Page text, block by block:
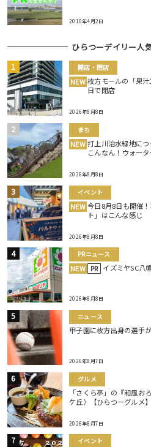
2010年4月2日
ひらつーデイリー人
開店・閉店
NEW 枚方モールの「果
日で閉店
2026年8月8日
まち
NEW 打上川治水緑地に
こんなん！ウォー
2026年8月8日
イベント
NEW 今日8月8日も開催
ト」はこんな感じ
2026年8月8日
PRニュース
NEW PR イズミヤSC八
2026年8月8日
ニュース
甲子園に枚方出身の選手
2026年8月7日
グルメ
「さくら亭」の『和風お
ケ丘）【ひらつーグルメ】
2026年8月7日
イベント